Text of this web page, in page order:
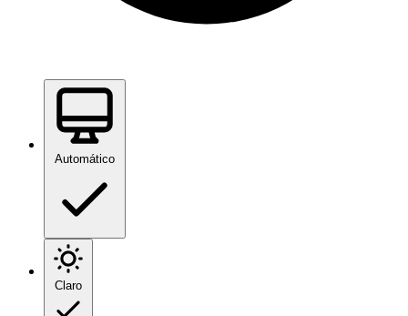
Automático
Claro